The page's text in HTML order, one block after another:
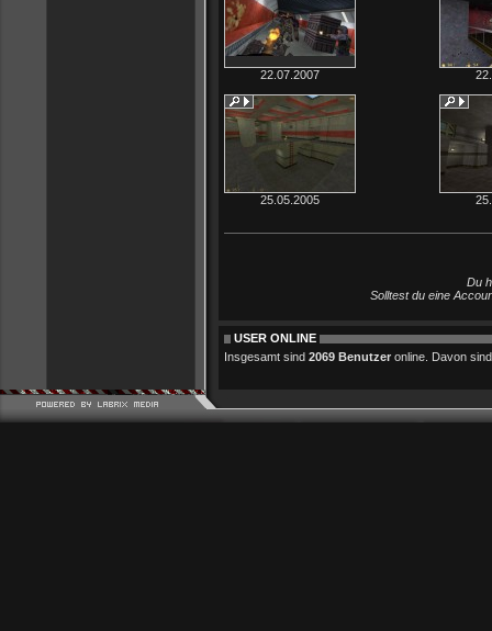
22.07.2007
25.05.2005
Du
Solltest du eine
USER ONLINE
Insgesamt sind 2069 Benutzer online. Davon